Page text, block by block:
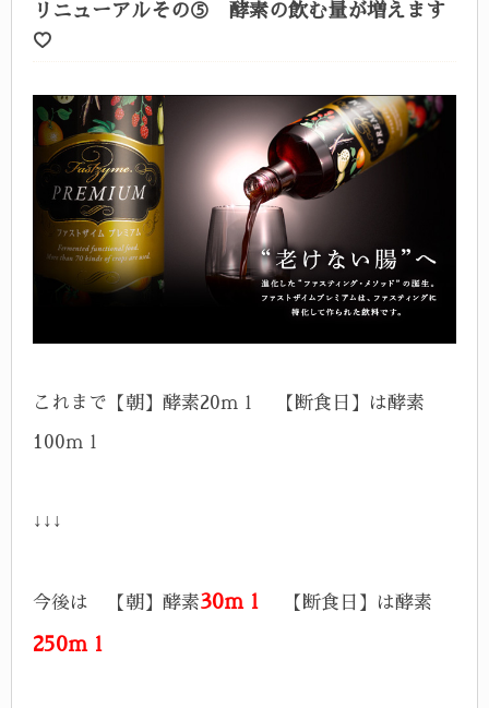
リニューアルその⑤ 酵素の飲む量が増えます
♡
これまで【朝】酵素20ｍｌ 【断食日】は酵素
100ｍｌ
↓↓↓
今後は 【朝】酵素30ｍｌ 【断食日】は酵素
250ｍｌ